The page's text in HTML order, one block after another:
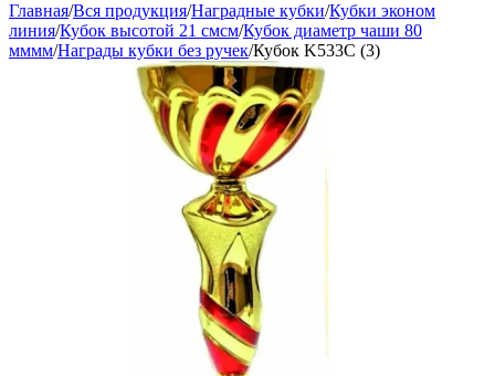
Главная/Вся продукция/Наградные кубки/Кубки эконом
линия/Кубок высотой 21 смсм/Кубок диаметр чаши 80
мммм/Награды кубки без ручек/Кубок K533C (3)